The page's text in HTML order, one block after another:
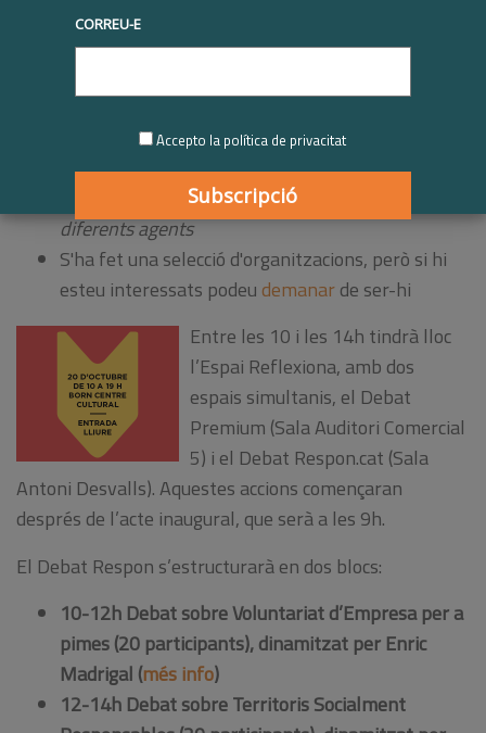
Al matí es farà una trobada per parlar de Territoris
Socialment Responsables a la qual s'hi conviden
diferents agents
S'ha fet una selecció d'organitzacions, però si hi
esteu interessats podeu demanarde ser-hi
Entre les 10 i les 14h tindrà lloc
l’Espai Reflexiona, amb dos
espais simultanis, el Debat
Premium (Sala Auditori Comercial
5) i el Debat Respon.cat (Sala
Antoni Desvalls). Aquestes accions començaran
després de l’acte inaugural, que serà a les 9h.
El Debat Respon s’estructurarà en dos blocs:
10-12h Debat sobre Voluntariat d’Empresa per a
pimes (20 participants), dinamitzat per Enric
Madrigal (més info)
12-14h Debat sobre Territoris Socialment
CORREU-E
Accepto la política de privacitat